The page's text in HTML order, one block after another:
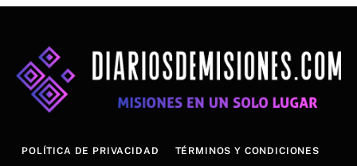
POLÍTICA DE PRIVACIDAD TÉRMINOS Y CONDICIONES